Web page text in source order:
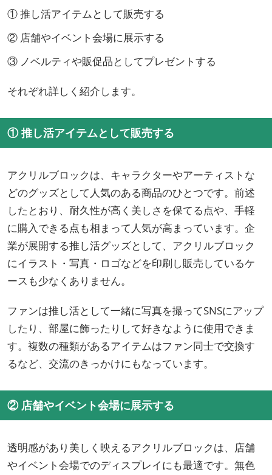
① 推し活アイテムとして販売する
② 店舗やイベント会場に展示する
③ ノベルティや販促品としてプレゼントする
それぞれ詳しく紹介します。
① 推し活アイテムとして販売する
アクリルブロックは、キャラクターやアーティストな
どのグッズとして人気のある商品のひとつです。前述
したとおり、耐久性が高く美しさを保てる点や、手軽
に購入できる点も相まって人気が高まっています。企
業が展開する推し活グッズとして、アクリルブロック
にイラスト・写真・ロゴなどを印刷し販売しているケ
ースも少なくありません。
ファンは推し活として一緒に写真を撮ってSNSにアップ
したり、部屋に飾ったりして好きなように使用できま
す。複数の種類があるアイテムはファン同士で交換す
るなど、交流のきっかけにもなっています。
② 店舗やイベント会場に展示する
透明感があり美しく映えるアクリルブロックは、店舗
やイベント会場でのディスプレイにも最適です。無色